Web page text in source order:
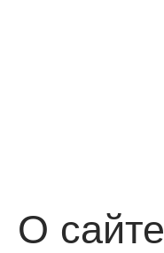
О сайте